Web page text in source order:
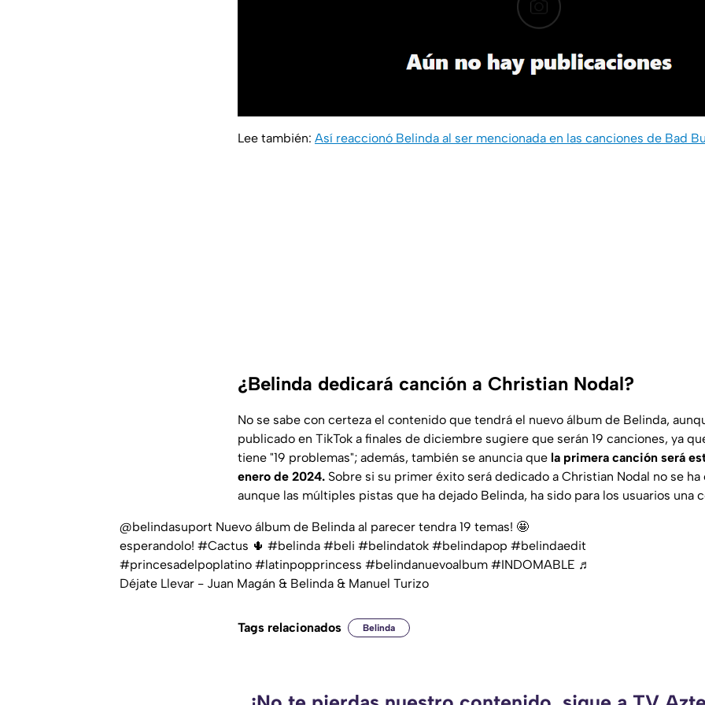
Lee también: Así reaccionó Belinda al ser mencionada en las canciones de Bad
¿Belinda dedicará canción a Christian Nodal?
No se sabe con certeza el contenido que tendrá el nuevo álbum de Belinda,
publicado en TikTok a finales de diciembre sugiere que serán 19 canciones, ya
tiene "19 problemas"; además, también se anuncia que la primera canción será
enero de 2024. Sobre si su primer éxito será dedicado a Christian Nodal no se
aunque las múltiples pistas que ha dejado Belinda, ha sido para los usuarios una
@belindasuport Nuevo álbum de Belinda al parecer tendra 19 temas! 🤩
esperandolo! #Cactus 🌵 #belinda #beli #belindatok #belindapop #belindaedit
#princesadelpoplatino #latinpopprincess #belindanuevoalbum #INDOMABLE ♬
Déjate Llevar - Juan Magán & Belinda & Manuel Turizo
Tags relacionados Belinda